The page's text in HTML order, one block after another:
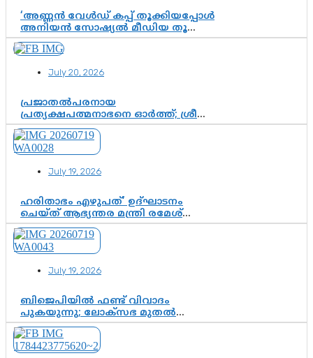
‘അണ്ണൻ വേൾഡ് കപ്പ് തൂക്കിയപ്പോൾ
അനിയൻ സോഷ്യൽ മീഡിയ തൂക്കി’;
ലാമിൻ യമാലിന്റെ
കിരീടധാരണത്തിനിടെ
ചുണക്കുട്ടൻ
July 20, 2026
പ്രജാതൽപരനായ
പ്രത്യക്ഷപത്മനാഭനെ ഓർത്ത്; ശ്രീ
ചിത്തിര തിരുനാൾ മഹാരാജാവിന്റെ
35-ാം നാടുനീങ്ങൽ ദിനം ഇന്ന്
July 19, 2026
ഹരിതാഭം എഴുപത്’ ഉദ്ഘാടനം
ചെയ്ത് ആഭ്യന്തര മന്ത്രി രമേശ്
ചെന്നിത്തല; ആർ. ഹരികുമാറിന്റെ
സപ്തതി ആഘോഷങ്ങൾക്ക്
പ്രൗഢമായ തുടക്കം
July 19, 2026
ബിജെപിയിൽ ഫണ്ട് വിവാദം
പുകയുന്നു; ലോക്സഭ മുതൽ
നിയമസഭ വരെ 140 മണ്ഡലങ്ങളിലെ
ഫണ്ട് വിനിയോഗം
പരിശോധിക്കുമോ? കേന്ദ്രത്തിനും